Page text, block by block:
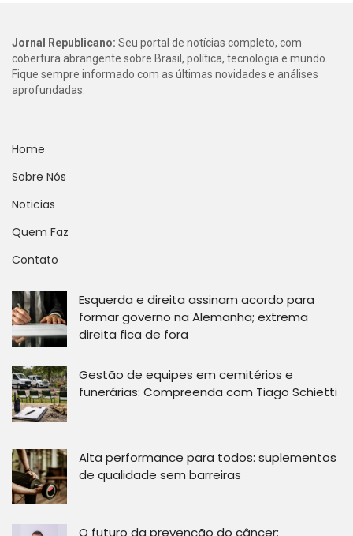
Jornal Republicano: Seu portal de notícias completo, com
cobertura abrangente sobre Brasil, política, tecnologia e mundo.
Fique sempre informado com as últimas novidades e análises
aprofundadas.
Home
Sobre Nós
Noticias
Quem Faz
Contato
Esquerda e direita assinam acordo para
formar governo na Alemanha; extrema
direita fica de fora
Gestão de equipes em cemitérios e
funerárias: Compreenda com Tiago Schietti
Alta performance para todos: suplementos
de qualidade sem barreiras